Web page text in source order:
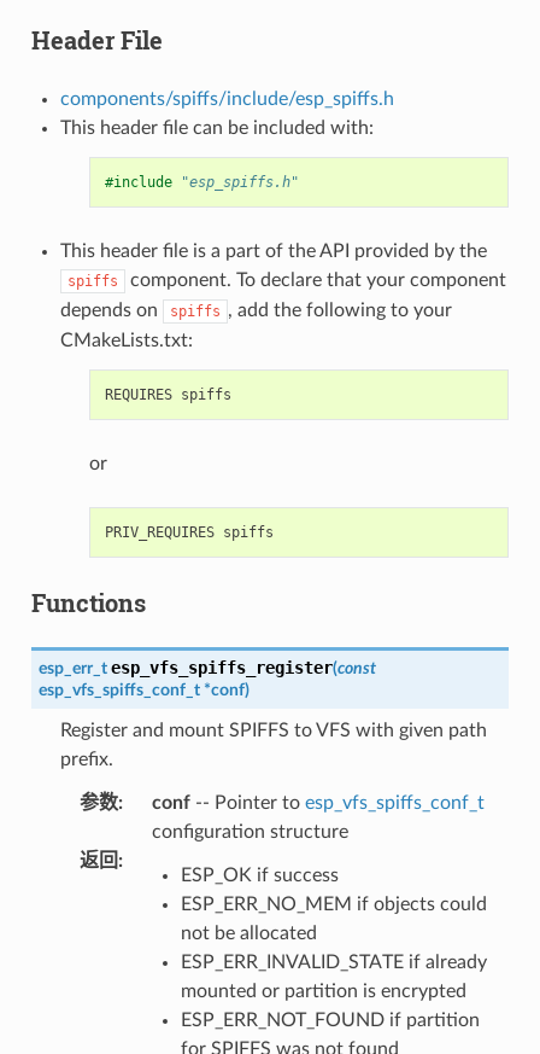
Header File
components/spiffs/include/esp_spiffs.h
This header file can be included with:
#include "esp_spiffs.h"
This header file is a part of the API provided by the
spiffs
component. To declare that your component
depends on
spiffs , add the following to your
CMakeLists.txt:
or
Functions
esp_err_t esp_vfs_spiffs_register(const
esp_vfs_spiffs_conf_t *conf)
Register and mount SPIFFS to VFS with given path
prefix.
参数: conf-- Pointer to esp_vfs_spiffs_conf_t
configuration structure
返回 :
ESP_OK if success
ESP_ERR_NO_MEM if objects could
not be allocated
ESP_ERR_INVALID_STATE if already
mounted or partition is encrypted
ESP_ERR_NOT_FOUND if partition
for SPIFFS was not found